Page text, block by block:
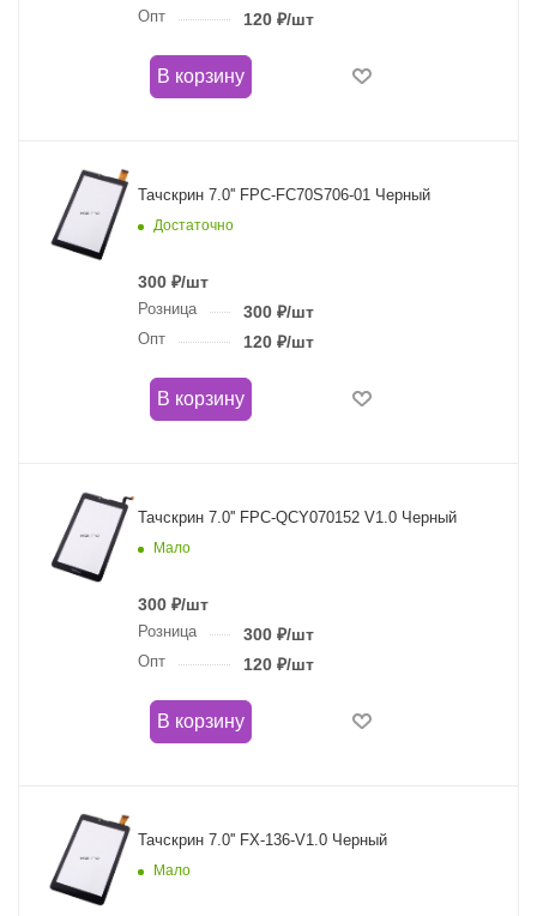
Опт 120₽/шт
В корзину
Тачскрин 7.0'' FPC-FC70S706-01 Черный
Достаточно
300 ₽/шт
Розница 300₽/шт
Опт 120₽/шт
В корзину
Тачскрин 7.0'' FPC-QCY070152 V1.0 Черный
Мало
300 ₽/шт
Розница 300₽/шт
Опт 120₽/шт
В корзину
Тачскрин 7.0'' FX-136-V1.0 Черный
Мало